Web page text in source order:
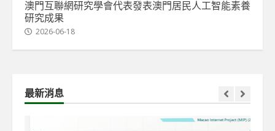
澳門互聯網研究學會代表發表澳門居民人工智能素養
研究成果
2026-06-18
最新消息